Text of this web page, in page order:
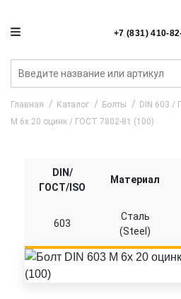
+7 (831) 410-
Главная Каталог Болты DIN 603 /
M 6x 20 оцинк / ГОСТ 7802-81 (100)
DIN/
ГОСТ/ISO
Материал
603
Сталь
(Steel)